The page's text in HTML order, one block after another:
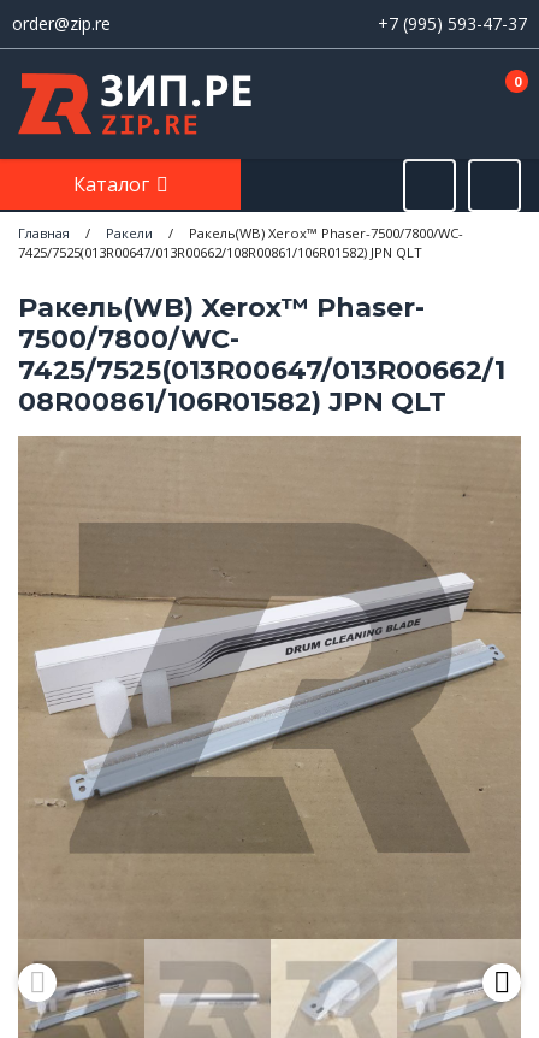
order@zip.re +7 (995) 593-47-37
0
Каталог
Главная / Ракели /
Ракель(WB) Xerox™ Phaser-7500/7800/WC-
7425/7525(013R00647/013R00662/108R00861/106R01582) JPN QLT
Ракель(WB) Xerox™ Phaser-
7500/7800/WC-
7425/7525(013R00647/013R00662/1
08R00861/106R01582) JPN QLT